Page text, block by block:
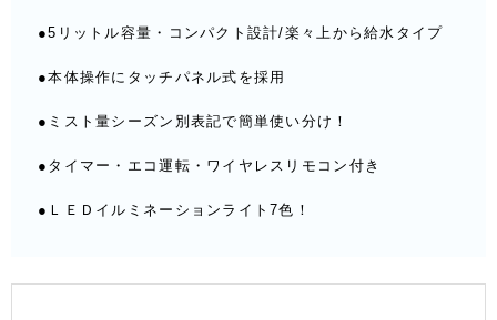
●5リットル容量・コンパクト設計/楽々上から給水タイプ
●本体操作にタッチパネル式を採用
●ミスト量シーズン別表記で簡単使い分け！
●タイマー・エコ運転・ワイヤレスリモコン付き
●ＬＥＤイルミネーションライト7色！